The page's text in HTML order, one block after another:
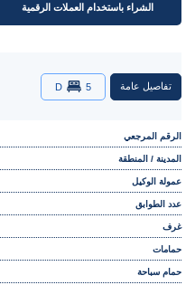
الشراء باستخدام العملات الرقمية
تفاصيل عامة 5
D
الرقم المرجعي
المدينة / المنطقة
عمولة الوكيل
عدد الطوابق
غرف
حمامات
حمام سباحة